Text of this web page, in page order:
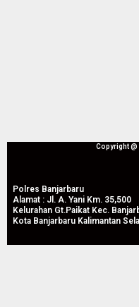
Copyright
Polres Banjarbaru
Alamat : Jl. A. Yani Km. 35,500
Kelurahan Gt.Paikat Kec.
Kota Banjarbaru Kalimantan